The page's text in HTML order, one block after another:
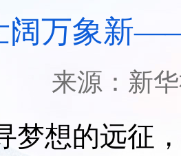
阔万象新
来源： 新
想的远征，